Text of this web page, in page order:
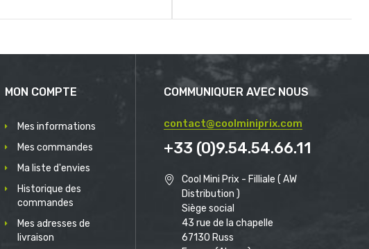
COMMUNIQUER AVEC NOUS
contact@coolminiprix.com
+33 (0)9.54.54.66.11
Cool Mini Prix - Filliale ( AW
Distribution )
Siège social
43 rue de la chapelle
67130 Russ
MON COMPTE
Mes informations
Mes commandes
Ma liste d'envies
Historique des
commandes
Mes adresses de
livraison